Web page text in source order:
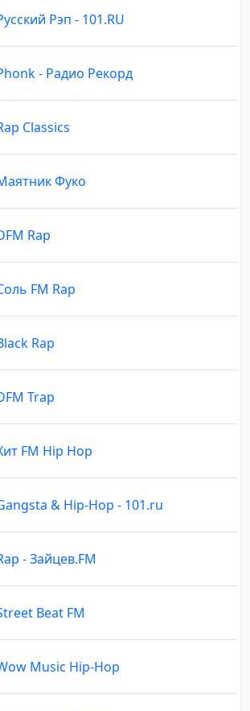
Рэп - 101.RU
- Радио Рекорд
Classics
Фуко
Rap
FM Rap
Rap
Trap
FM Hip Hop
& Hip-Hop - 101.ru
- Зайцев.FM
Beat FM
Music Hip-Hop